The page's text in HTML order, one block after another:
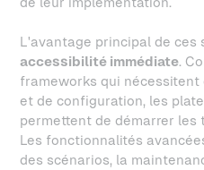
L'avantage principal de ces
accessibilité immédiate.
frameworks qui
et de configuration, les
permettent de démarrer les
Les fonctionnalités
des scénarios, la